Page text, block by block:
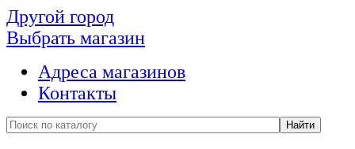
Другой город
Выбрать магазин
Адреса магазинов
Контакты
Найти